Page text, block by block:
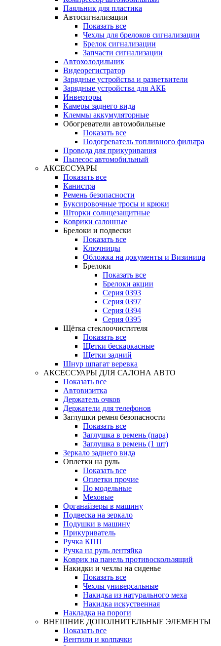
Паяльник для пластика
Автосигнализации
Показать все
Чехлы для брелоков сигнализации
Брелок сигнализации
Запчасти сигнализации
Автохолодильник
Видеорегистратор
Зарядные устройства и разветвители
Зарядные устройства для АКБ
Инверторы
Камеры заднего вида
Клеммы аккумуляторные
Обогреватели автомобильные
Показать все
Подогреватель топливного фильтра
Провода для прикуривания
Пылесос автомобильный
АКСЕССУАРЫ
Показать все
Канистра
Ремень безопасности
Буксировочные тросы и крюки
Шторки солнцезащитные
Коврики салонные
Брелоки и подвески
Показать все
Ключницы
Обложка на документы и Визиница
Брелоки
Показать все
Брелоки акции
Серия 0393
Серия 0397
Серия 0394
Серия 0395
Щётка стеклоочистителя
Показать все
Щетки бескаркасные
Щетки задний
Шнур шпагат веревка
АКСЕССУАРЫ ДЛЯ САЛОНА АВТО
Показать все
Автовизитка
Держатель очков
Держатели для телефонов
Заглушки ремня безопасности
Показать все
Заглушка в ремень (пара)
Заглушка в ремень (1 шт)
Зеркало заднего вида
Оплетки на руль
Показать все
Оплетки прочиe
По модельные
Меховые
Органайзеры в машину
Подвеска на зеркало
Подушки в машину
Прикуриватель
Ручка КПП
Ручка на руль лентяйка
Коврик на панель противоскользящий
Накидки и чехлы на сиденье
Показать все
Чехлы универсальные
Накидка из натурального меха
Накидка искуственная
Накладка на пороги
ВНЕШНИЕ ДОПОЛНИТЕЛЬНЫЕ ЭЛЕМЕНТЫ
Показать все
Вентили и колпачки